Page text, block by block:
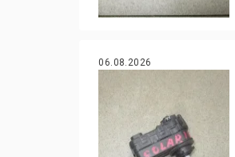
06.08.2026